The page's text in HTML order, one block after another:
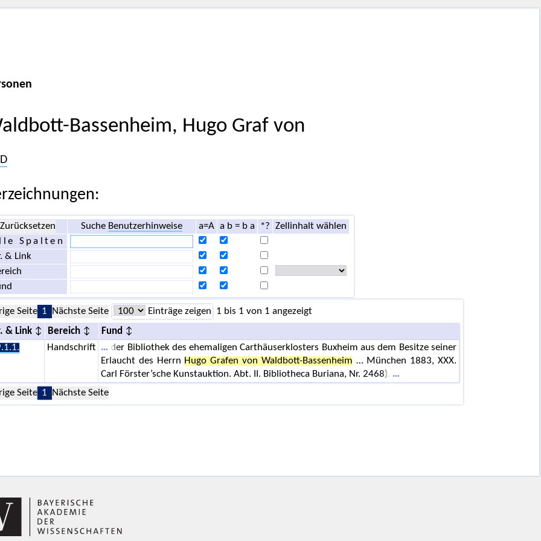
Bassenheim, Hugo Graf von
Zurücksetzen Suche Benutzerhinweise a=A a b = b a *?
Zellinhalt wählen
Spalten
& Link
Seite 1 Nächste Seite Einträge zeigen 1 bis 1 von 1 angezeigt
& Link Bereich
Fund
Handschrift
der Bibliothek des ehemaligen Carthäuserklosters Buxheim aus dem Besitze seiner
Erlaucht des Herrn Hugo Grafen von Waldbott-Bassenheim … München 1883, XXX.
Carl Förster’sche Kunstauktion. Abt. II. Bibliotheca Buriana, Nr. 2468).
Seite 1 Nächste Seite